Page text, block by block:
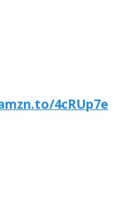
4cRUp7e